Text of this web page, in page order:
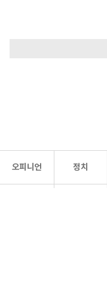
오피니언 정치